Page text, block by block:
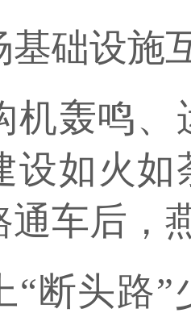
础设施
鸣、运
设如火
通车后，
头路”